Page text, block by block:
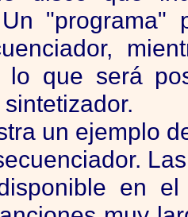
lo que será
un ejemplo
en